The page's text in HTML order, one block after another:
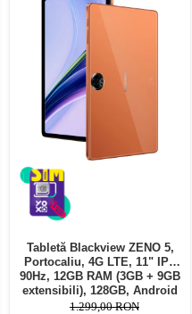
Tabletă Blackview ZENO 5,
Portocaliu, 4G LTE, 11" IPS
90Hz, 12GB RAM (3GB + 9GB
extensibili), 128GB, Android
16, Unisoc T7250, 8300mAh,
1.299,00 RON